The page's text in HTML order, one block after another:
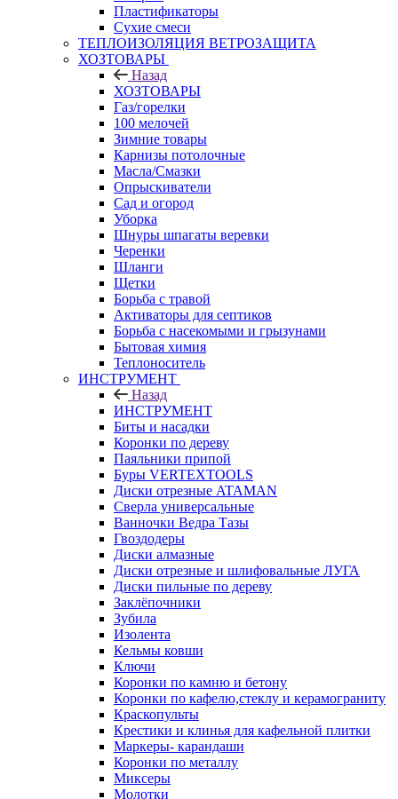
Пластификаторы
Сухие смеси
ТЕПЛОИЗОЛЯЦИЯ ВЕТРОЗАЩИТА
ХОЗТОВАРЫ
Назад
ХОЗТОВАРЫ
Газ/горелки
100 мелочей
Зимние товары
Карнизы потолочные
Масла/Смазки
Опрыскиватели
Сад и огород
Уборка
Шнуры шпагаты веревки
Черенки
Шланги
Щетки
Борьба с травой
Активаторы для септиков
Борьба с насекомыми и грызунами
Бытовая химия
Теплоноситель
ИНСТРУМЕНТ
Назад
ИНСТРУМЕНТ
Биты и насадки
Коронки по дереву
Паяльники припой
Буры VERTEXTOOLS
Диски отрезные ATAMAN
Сверла универсальные
Ванночки Ведра Тазы
Гвоздодеры
Диски алмазные
Диски отрезные и шлифовальные ЛУГА
Диски пильные по дереву
Заклёпочники
Зубила
Изолента
Кельмы ковши
Ключи
Коронки по камню и бетону
Коронки по кафелю,стеклу и керамограниту
Краскопульты
Крестики и клинья для кафельной плитки
Маркеры- карандаши
Коронки по металлу
Миксеры
Молотки